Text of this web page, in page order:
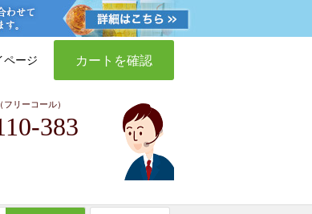
ページ カートを確認
リーコール）
383